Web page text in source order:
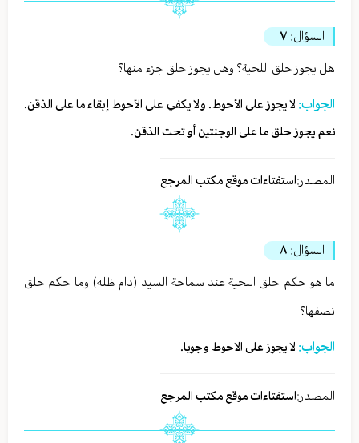
السؤال: ٧
هل يجوز حلق اللحية؟ وهل يجوز حلق جزء منها؟
الجواب: لا يجوز على الأحوط. ولا يكفي على الأحوط إبقاء ما على الذقن.
نعم يجوز حلق ما على الوجنتين أو تحت الذقن.
المصدر:استفتاءات موقع مكتب المرجع
السؤال: ٨
ما هو حكم حلق اللحية عند سماحة السيد (دام ظله) وما حكم حلق
نصفها؟
الجواب: لا يجوز على الاحوط وجوبا.
المصدر:استفتاءات موقع مكتب المرجع